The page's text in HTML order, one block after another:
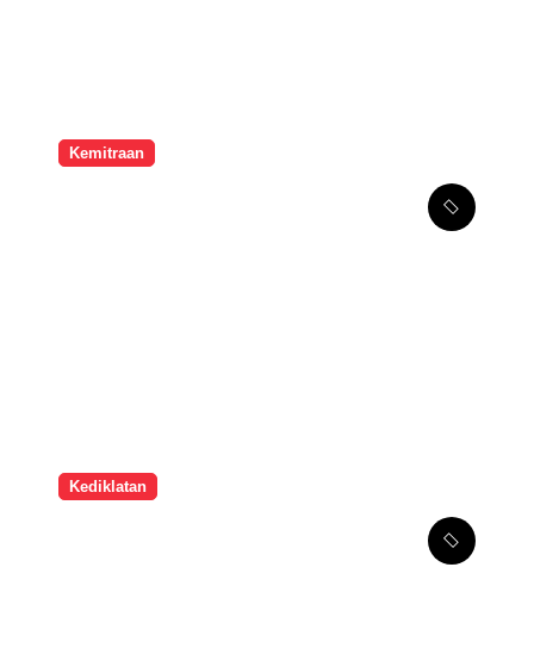
Kemitraan
Kediklatan